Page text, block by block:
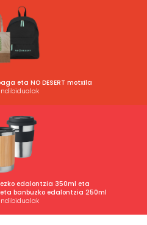
eta NO DESERT motxila
edalontzia 350ml eta
banbuzko edalontzia 250ml